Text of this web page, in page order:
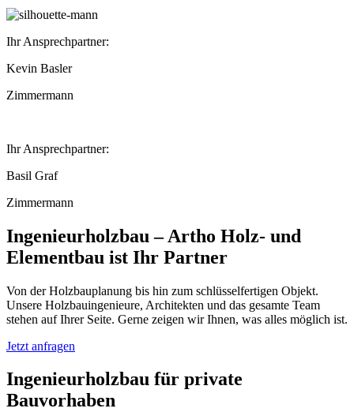
Ihr Ansprechpartner:
Kevin Basler
Zimmermann
Ihr Ansprechpartner:
Basil Graf
Zimmermann
Ingenieurholzbau – Artho Holz- und
Elementbau ist Ihr Partner
Von der Holzbauplanung bis hin zum schlüsselfertigen Objekt.
Unsere Holzbauingenieure, Architekten und das gesamte Team
stehen auf Ihrer Seite. Gerne zeigen wir Ihnen, was alles möglich ist.
Jetzt anfragen
Ingenieurholzbau für private
Bauvorhaben